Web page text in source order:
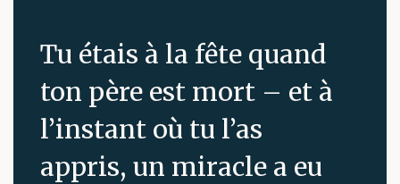
Tu étais à la fête quand
ton père est mort – et à
l’instant où tu l’as
appris, un miracle a eu